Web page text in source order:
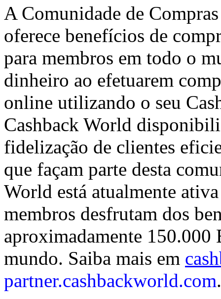
A Comunidade de
oferece benefícios de
para membros em todo o
dinheiro ao efetuarem
online utilizando o seu
Cashback World
fidelização de clientes
que façam parte desta
World está atualmente
membros desfrutam dos
aproximadamente 150.000
mundo. Saiba mais em
partner.cashbackworld.com.